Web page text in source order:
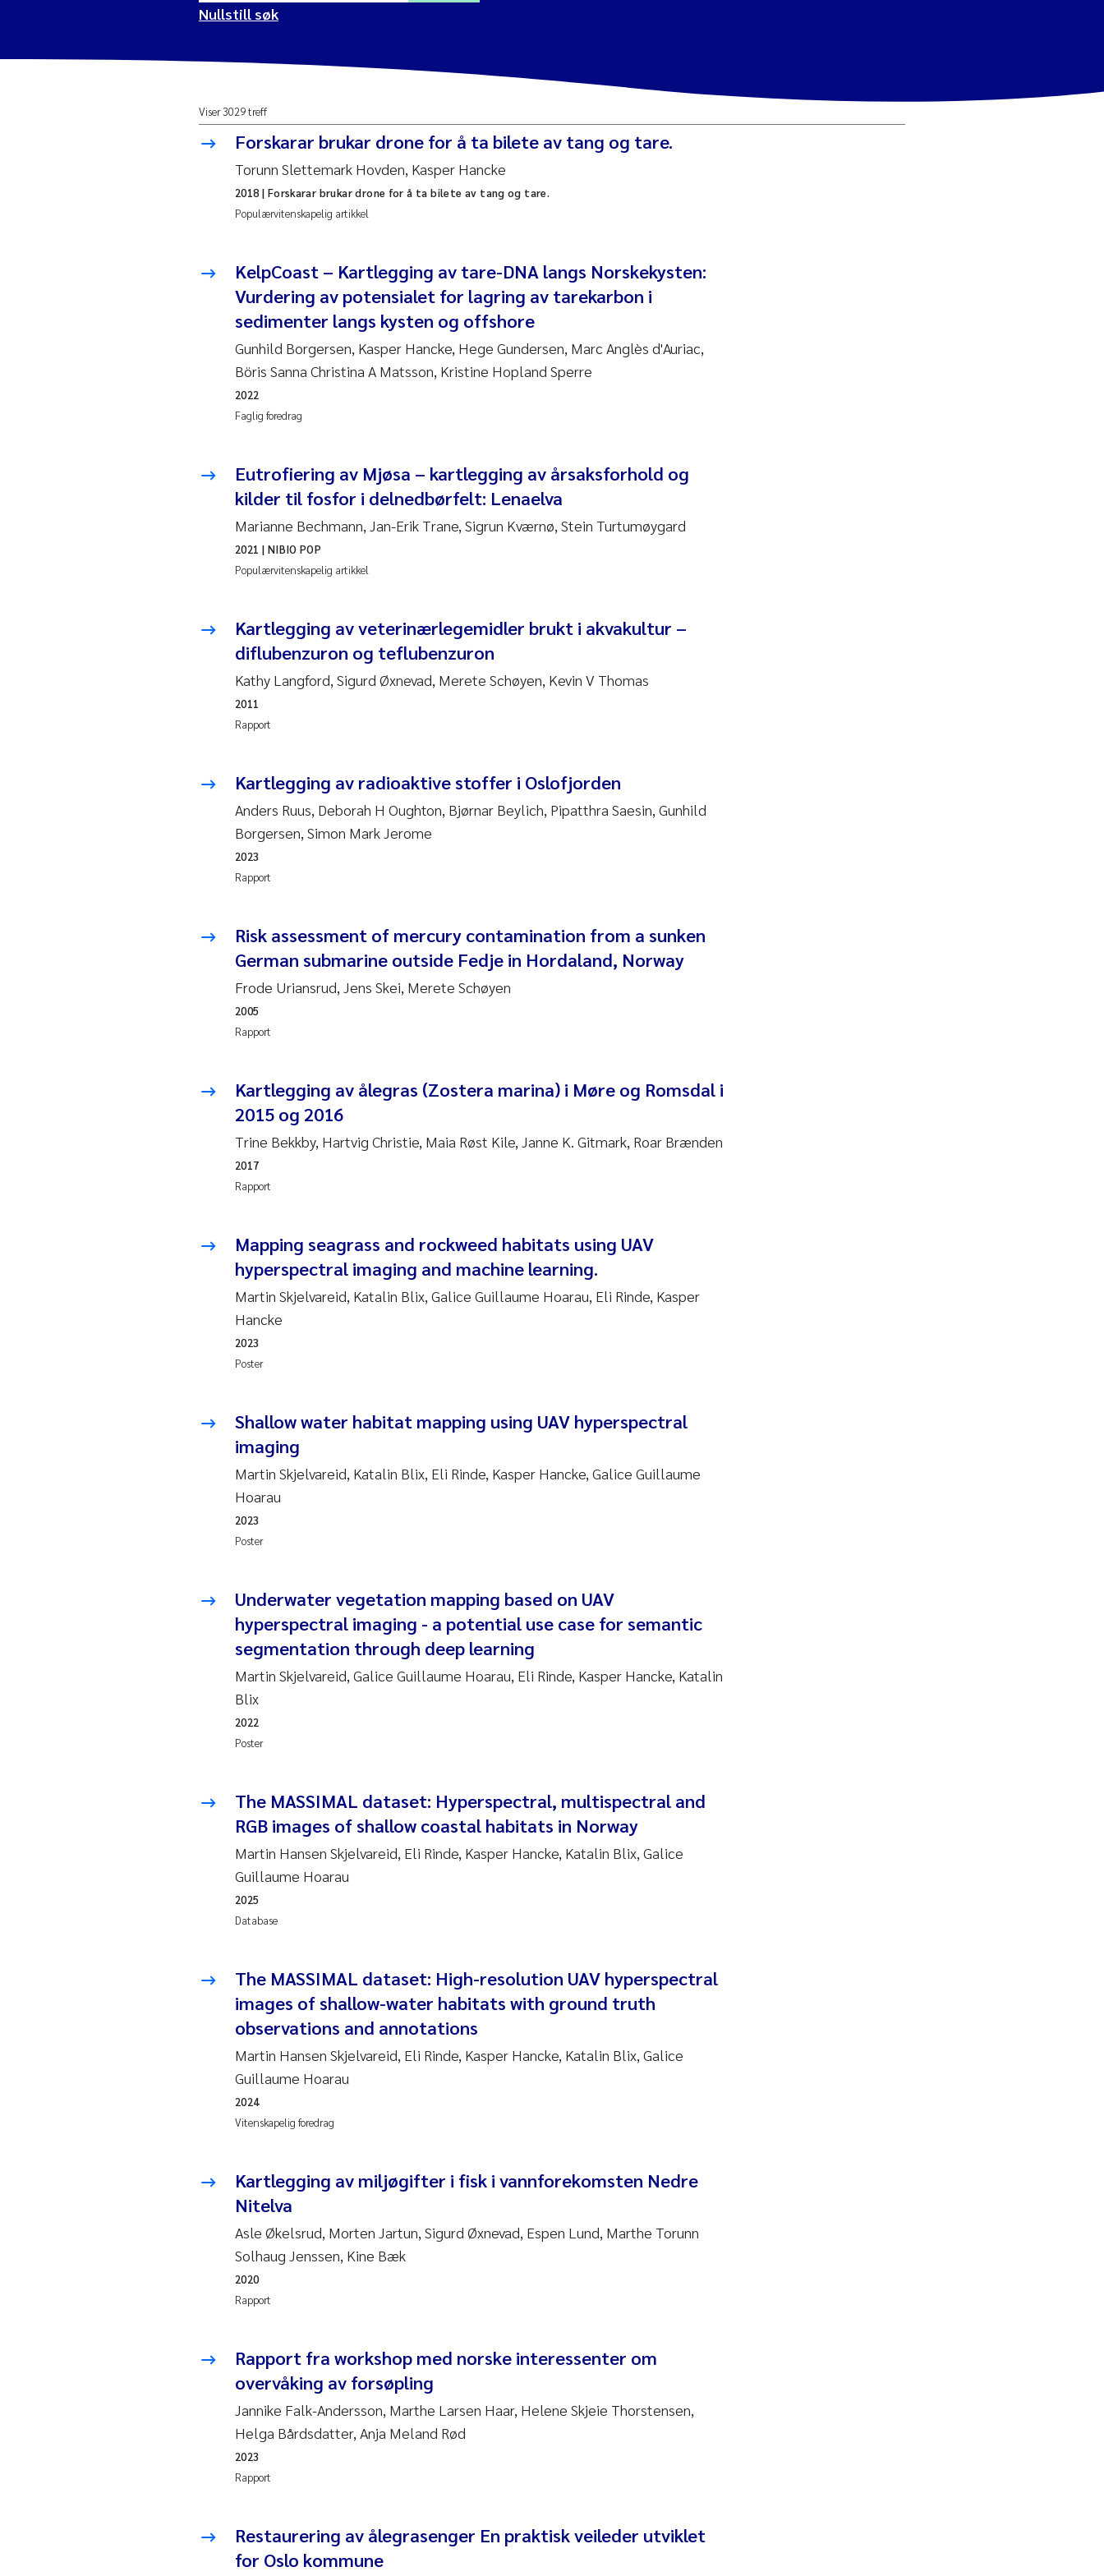
2025
2024
2023
2021
2020
2019
2018
2016
2015
2013
2011
2009
2008
2007
2005
Nullstill
Yan Lin
Kristina Øie Kvile
Areti Balkoni
Charles Patrick Lavin
Eirin Aasland
Andy Stock
Ellen Johannesen
Steen Wilhelm Knudsen
Sindre Langaas
Øyvind Kaste
Marta Moyano
Sandra Stadniczenko Gran
Emmy Falk Nøklebye
Kathrine Ivsett Johnsen
Pawel Krzeminski
Juan Carlos Farias Pardo
Andrew Luke King
Ian Allan
Kathinka Fürst
Paula Brighytte Ocampo
Ramon
Heleen de Wit
Pierre Franqois Jaccard
Bjørnar Andre Beylich
Vladyslava Hostyeva
Ana Margarida Pinto Costa
Anastasia Georgantzopoulou
Camilla With Fagerli
Lena Haugland Moen
Thorjørn Larssen
Nullstill søk
Viser 3029 treff
Forskarar brukar drone for å ta bilete av tang og tare.
Torunn Slettemark Hovden, Kasper Hancke
Populærvitenskapelig artikkel
2018 | Forskarar brukar drone for å ta bilete av tang og tare.
KelpCoast – Kartlegging av tare-DNA langs Norskekysten:
Vurdering av potensialet for lagring av tarekarbon i
sedimenter langs kysten og offshore
Gunhild Borgersen, Kasper Hancke, Hege Gundersen, Marc Anglès d'Auriac,
Böris Sanna Christina A Matsson, Kristine Hopland Sperre
Faglig foredrag
2022
Eutrofiering av Mjøsa – kartlegging av årsaksforhold og
kilder til fosfor i delnedbørfelt: Lenaelva
Marianne Bechmann, Jan-Erik Trane, Sigrun Kværnø, Stein Turtumøygard
Populærvitenskapelig artikkel
2021 | NIBIO POP
Kartlegging av veterinærlegemidler brukt i akvakultur –
diflubenzuron og teflubenzuron
Kathy Langford, Sigurd Øxnevad, Merete Schøyen, Kevin V Thomas
Rapport
2011
Kartlegging av radioaktive stoffer i Oslofjorden
Anders Ruus, Deborah H Oughton, Bjørnar Beylich, Pipatthra Saesin, Gunhild
Borgersen, Simon Mark Jerome
Rapport
2023
Risk assessment of mercury contamination from a sunken
German submarine outside Fedje in Hordaland, Norway
Frode Uriansrud, Jens Skei, Merete Schøyen
Rapport
2005
Kartlegging av ålegras (Zostera marina) i Møre og Romsdal i
2015 og 2016
Trine Bekkby, Hartvig Christie, Maia Røst Kile, Janne K. Gitmark, Roar Brænden
Rapport
2017
Mapping seagrass and rockweed habitats using UAV
hyperspectral imaging and machine learning.
Martin Skjelvareid, Katalin Blix, Galice Guillaume Hoarau, Eli Rinde, Kasper
Hancke
Poster
2023
Shallow water habitat mapping using UAV hyperspectral
imaging
Martin Skjelvareid, Katalin Blix, Eli Rinde, Kasper Hancke, Galice Guillaume
Hoarau
Poster
2023
Underwater vegetation mapping based on UAV
hyperspectral imaging - a potential use case for semantic
segmentation through deep learning
Martin Skjelvareid, Galice Guillaume Hoarau, Eli Rinde, Kasper Hancke, Katalin
Blix
Poster
2022
The MASSIMAL dataset: Hyperspectral, multispectral and
RGB images of shallow coastal habitats in Norway
Martin Hansen Skjelvareid, Eli Rinde, Kasper Hancke, Katalin Blix, Galice
Guillaume Hoarau
Database
2025
The MASSIMAL dataset: High-resolution UAV hyperspectral
images of shallow-water habitats with ground truth
observations and annotations
Martin Hansen Skjelvareid, Eli Rinde, Kasper Hancke, Katalin Blix, Galice
Guillaume Hoarau
Vitenskapelig foredrag
2024
Kartlegging av miljøgifter i fisk i vannforekomsten Nedre
Nitelva
Asle Økelsrud, Morten Jartun, Sigurd Øxnevad, Espen Lund, Marthe Torunn
Solhaug Jenssen, Kine Bæk
Rapport
2020
Rapport fra workshop med norske interessenter om
overvåking av forsøpling
Jannike Falk-Andersson, Marthe Larsen Haar, Helene Skjeie Thorstensen,
Helga Bårdsdatter, Anja Meland Rød
Rapport
2023
Restaurering av ålegrasenger En praktisk veileder utviklet
for Oslo kommune